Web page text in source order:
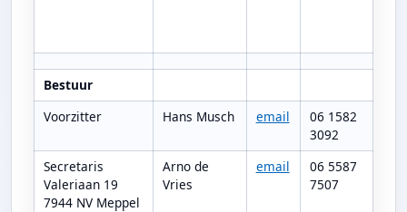
Bestuur
Voorzitter
Hans Musch email
06 1582
3092
Secretaris
Valeriaan 19
7944 NV Meppel
Arno de
Vries
email
06 5587
7507